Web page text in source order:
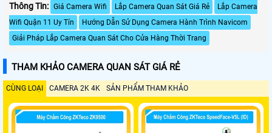
Thông Tin: Giá Camera Wifi Lắp Camera Quan Sát Giá Rẻ
Lắp Camera
Wifi Quận 11 Uy Tín
Hướng Dẫn Sử Dụng Camera Hành Trình Navicom
Giải Pháp Lắp Camera Quan Sát Cho Cửa Hàng Thời Trang
THAM KHẢO CAMERA QUAN SÁT GIÁ RẺ
CÙNG LOẠI CAMERA 2K 4K SẢN PHẨM THAM KHẢO